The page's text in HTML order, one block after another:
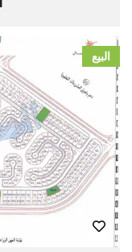
البيع